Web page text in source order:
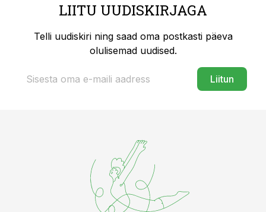
LIITU UUDISKIRJAGA
Telli uudiskiri ning saad oma postkasti päeva
olulisemad uudised.
Liitun